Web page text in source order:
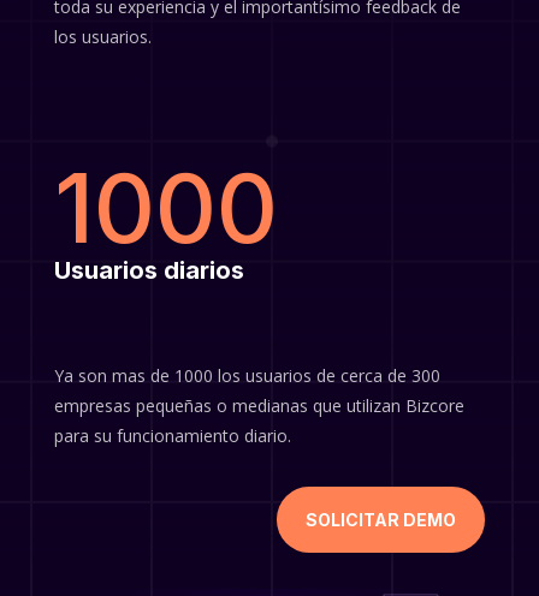
toda su experiencia y el importantísimo feedback de
los usuarios.
1000
Usuarios diarios
Ya son mas de 1000 los usuarios de cerca de 300
empresas pequeñas o medianas que utilizan Bizcore
para su funcionamiento diario.
SOLICITAR DEMO